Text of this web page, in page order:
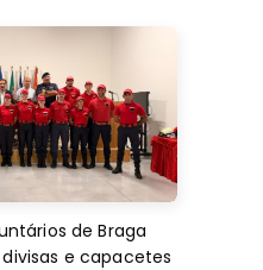
de Braga
e capacetes